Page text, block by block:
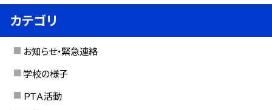
カテゴリ
お知らせ・緊急連絡
学校の様子
ＰＴＡ活動